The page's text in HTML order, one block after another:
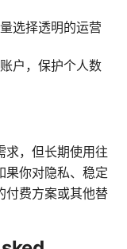
选择透明的运营
户，保护个人数
求，但长期使用往
果你对隐私、稳定
付费方案或其他替